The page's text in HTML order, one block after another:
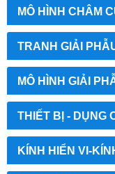
MÔ HÌNH CHÂM
TRANH GIẢI
MÔ HÌNH GIẢI
THIẾT BỊ - DỤNG
KÍNH HIỂN VI-